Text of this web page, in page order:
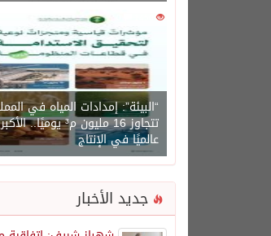
1450
“البيئة”: إمدادات المياه في
تتجاوز 16 مليون م³ يوميًا.. الأكبر
عالميًا في الإنتاج
جديد الأخبار